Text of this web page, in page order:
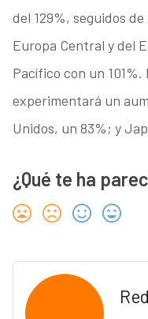
del 129%, seguidos
Europa Central y del
Pacífico con un
experimentará un
Unidos, un 83%; y
¿Qué te ha